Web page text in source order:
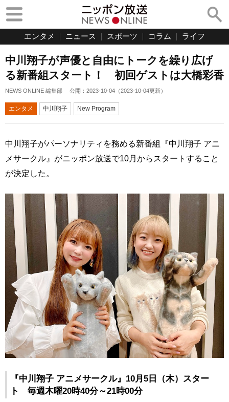
エンタメ ニュース スポーツ コラム ライフ
中川翔子が声優と自由にトークを繰り広げ
る新番組スタート！ 初回ゲストは大橋彩香
NEWS ONLINE 編集部 公開： 2023-10-04 （2023-10-04更新）
エンタメ 中川翔子 New Program
中川翔子がパーソナリティを務める新番組『中川翔子 アニ
メサークル』がニッポン放送で10月からスタートすること
が決定した。
『中川翔子 アニメサークル』10月5日（木）スター
ト 毎週木曜20時40分～21時00分